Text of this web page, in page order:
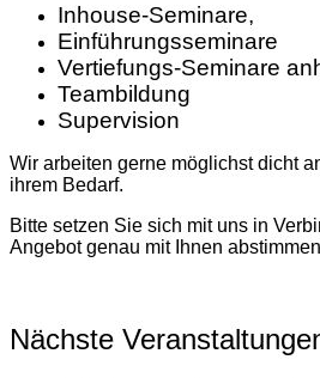
Inhouse-Seminare,
Einführungsseminare
Vertiefungs-Seminare
Teambildung
Supervision
Wir arbeiten gerne möglichst dicht
ihrem Bedarf.
Bitte setzen Sie sich mit uns in
Angebot genau mit Ihnen
Nächste